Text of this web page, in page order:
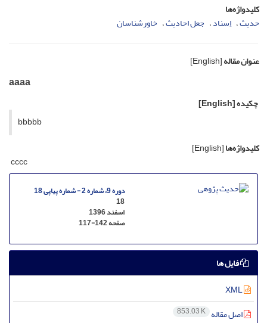
کلیدواژه‌ها
حدیث اِسناد جعل احادیث خاورشناسان
عنوان مقاله[English]
aaaa
چکیده[English]
bbbbb
کلیدواژه‌ها[English]
cccc
دوره 9، شماره 2 - شماره پیاپی 18
18
اسفند 1396
صفحه117-142
فایل ها
اصل مقاله 853.03 K